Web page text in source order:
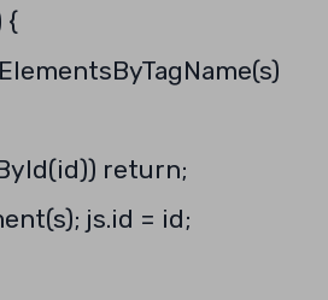
{
return;
js.id = id;